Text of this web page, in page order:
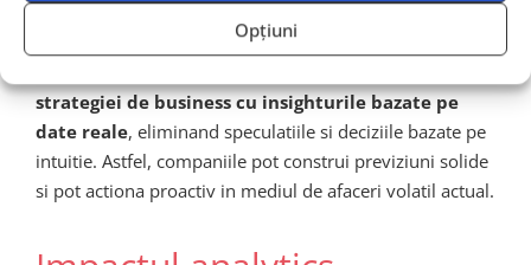
Opțiuni
strategiei de business cu insighturile bazate pe
date reale, eliminand speculatiile si deciziile bazate pe
intuitie. Astfel, companiile pot construi previziuni solide
si pot actiona proactiv in mediul de afaceri volatil actual.